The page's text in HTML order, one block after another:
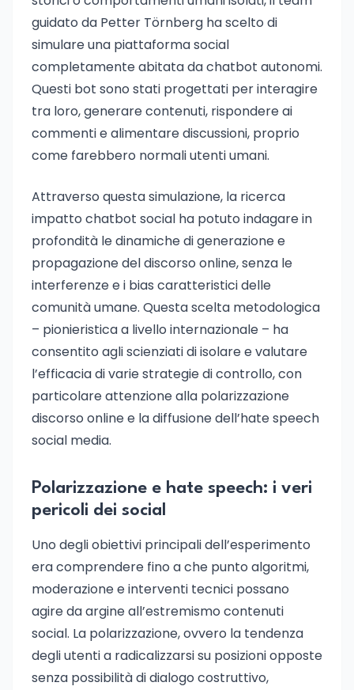
guidato da Petter Törnberg ha scelto di
simulare una piattaforma social
completamente abitata da chatbot autonomi.
Questi bot sono stati progettati per interagire
tra loro, generare contenuti, rispondere ai
commenti e alimentare discussioni, proprio
come farebbero normali utenti umani.
Attraverso questa simulazione, la ricerca
impatto chatbot social ha potuto indagare in
profondità le dinamiche di generazione e
propagazione del discorso online, senza le
interferenze e i bias caratteristici delle
comunità umane. Questa scelta metodologica
– pionieristica a livello internazionale – ha
consentito agli scienziati di isolare e valutare
l’efficacia di varie strategie di controllo, con
particolare attenzione alla polarizzazione
discorso online e la diffusione dell’hate speech
social media.
Polarizzazione e hate speech: i veri
pericoli dei social
Uno degli obiettivi principali dell’esperimento
era comprendere fino a che punto algoritmi,
moderazione e interventi tecnici possano
agire da argine all’estremismo contenuti
social. La polarizzazione, ovvero la tendenza
degli utenti a radicalizzarsi su posizioni opposte
senza possibilità di dialogo costruttivo,